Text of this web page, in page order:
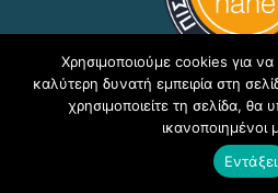
Copyright © 2020, ΕΛΜΕΠΑ
Εκπαιδευτικών Διαδικασιών
Χρησιμοποιούμε cookies για
καλύτερη δυνατή εμπειρία στη
χρησιμοποιείτε τη σελίδα, θα
ικανοποιημένοι
Εντάξει